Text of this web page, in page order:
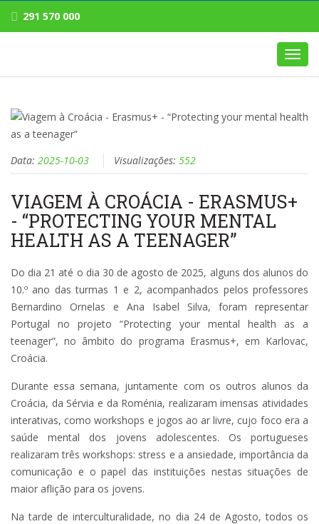
291 570 000
Data: 2025-10-03 Visualizações: 552
VIAGEM À CROÁCIA - ERASMUS+
- “PROTECTING YOUR MENTAL
HEALTH AS A TEENAGER”
Do dia 21 até o dia 30 de agosto de 2025, alguns dos alunos do
10.º ano das turmas 1 e 2, acompanhados pelos professores
Bernardino Ornelas e Ana Isabel Silva, foram representar
Portugal no projeto “Protecting your mental health as a
teenager”, no âmbito do programa Erasmus+, em Karlovac,
Croácia.
Durante essa semana, juntamente com os outros alunos da
Croácia, da Sérvia e da Roménia, realizaram imensas atividades
interativas, como workshops e jogos ao ar livre, cujo foco era a
saúde mental dos jovens adolescentes. Os portugueses
realizaram três workshops: stress e a ansiedade, importância da
comunicação e o papel das instituições nestas situações de
maior aflição para os jovens.
Na tarde de interculturalidade, no dia 24 de Agosto, todos os